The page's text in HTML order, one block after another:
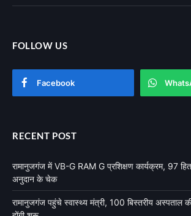
FOLLOW US
Facebook
RECENT POST
रामानुजगंज में VB-G RAM G प्रशिक्षण कार्यक्रम, 97
अनुदान के चेक
रामानुजगंज पहुंचे स्वास्थ्य मंत्री, 100 बिस्तरीय अस्पताल